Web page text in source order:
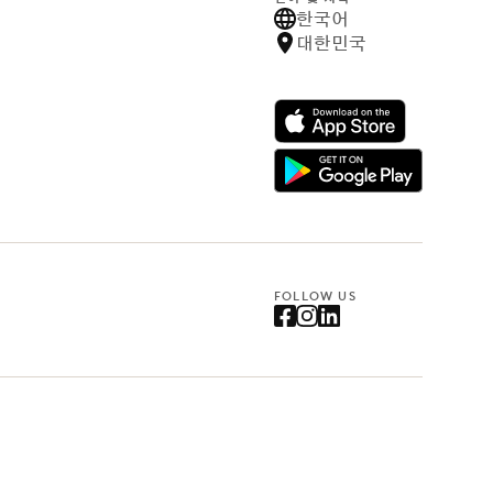
한국어
대한민국
FOLLOW US